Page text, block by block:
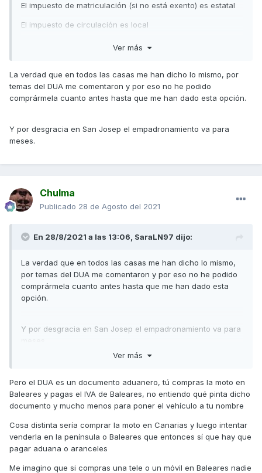
El impuesto de matriculación (si no está exento) es estatal
El impuesto de circulación es local
Y la matriculación es estatal
no le tendría que impedir poner el vehículo a su nombre y lo
mismo puede pasar para el impuesto de circulación
Salu2
Ver más
La verdad que en todos las casas me han dicho lo mismo, por
temas del DUA me comentaron y por eso no he podido
comprármela cuanto antes hasta que me han dado esta opción.
Y por desgracia en San Josep el empadronamiento va para
meses.
Chulma
Publicado 28 de Agosto del 2021
En 28/8/2021 a las 13:06, SaraLN97 dijo:
La verdad que en todos las casas me han dicho lo mismo,
por temas del DUA me comentaron y por eso no he podido
comprármela cuanto antes hasta que me han dado esta
opción.
Y por desgracia en San Josep el empadronamiento va para
Ver más
Pero el DUA es un documento aduanero, tú compras la moto en
Baleares y pagas el IVA de Baleares, no entiendo qué pinta dicho
documento y mucho menos para poner el vehículo a tu nombre
Cosa distinta sería comprar la moto en Canarias y luego intentar
venderla en la península o Baleares que entonces sí que hay que
pagar aduana o aranceles
Me imagino que si compras una tele o un móvil en Baleares nadie